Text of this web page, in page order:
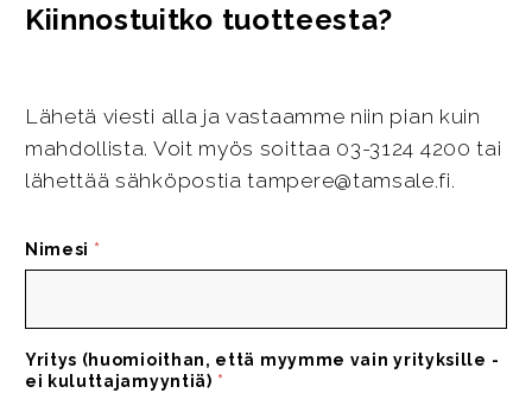
Kiinnostuitko tuotteesta?
Lähetä viesti alla ja vastaamme niin pian kuin
mahdollista. Voit myös soittaa 03-3124 4200 tai
lähettää sähköpostia tampere@tamsale.fi.
Nimesi *
Yritys (huomioithan, että myymme vain yrityksille -
ei kuluttajamyyntiä) *